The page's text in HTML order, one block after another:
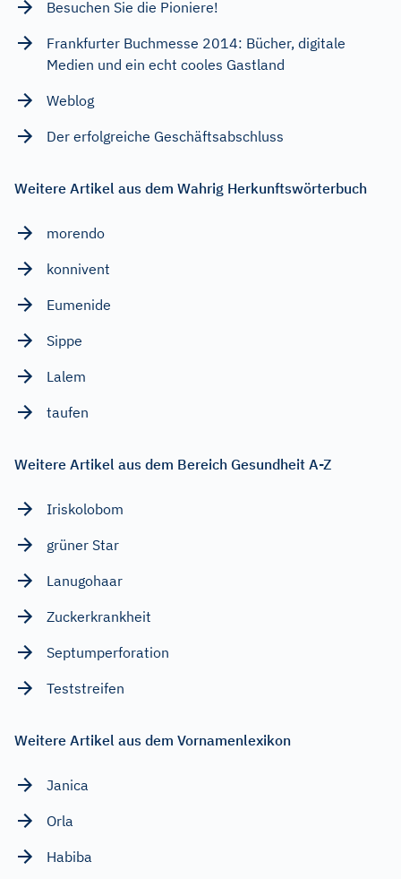
Besuchen Sie die Pioniere!
Frankfurter Buchmesse 2014: Bücher, digitale
Medien und ein echt cooles Gastland
Weblog
Der erfolgreiche Geschäftsabschluss
Weitere Artikel aus dem Wahrig Herkunftswörterbuch
morendo
konnivent
Eumenide
Sippe
Lalem
taufen
Weitere Artikel aus dem Bereich Gesundheit A-Z
Iriskolobom
grüner Star
Lanugohaar
Zuckerkrankheit
Septumperforation
Teststreifen
Weitere Artikel aus dem Vornamenlexikon
Janica
Orla
Habiba